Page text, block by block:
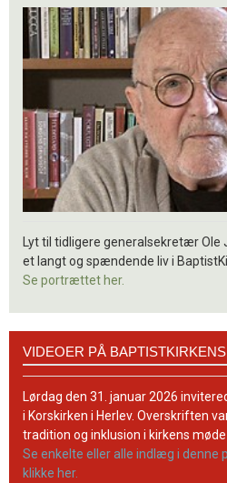
Lyt til tidligere generalsekretær
et langt og spændende liv i
Se portrættet her.
BaptistKirkens
YouTube-
kanal
VIDEOER PÅ
Lørdag den 31. januar 2026
i Korskirken i Herlev. Overskriften
tradition og inklusion i kirkens møde
Se enkelte eller alle indlæg i denne
klikke her.